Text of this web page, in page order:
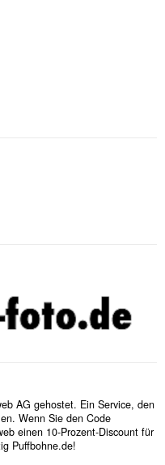
AG gehostet. Ein Service, den
Wenn Sie den Code
einen 10-Prozent-Discount für
Puffbohne.de!